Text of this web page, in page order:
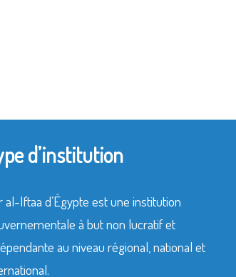
d’institution
al-Iftaa d’Égypte est une institution
à but non lucratif et
au niveau régional, national et